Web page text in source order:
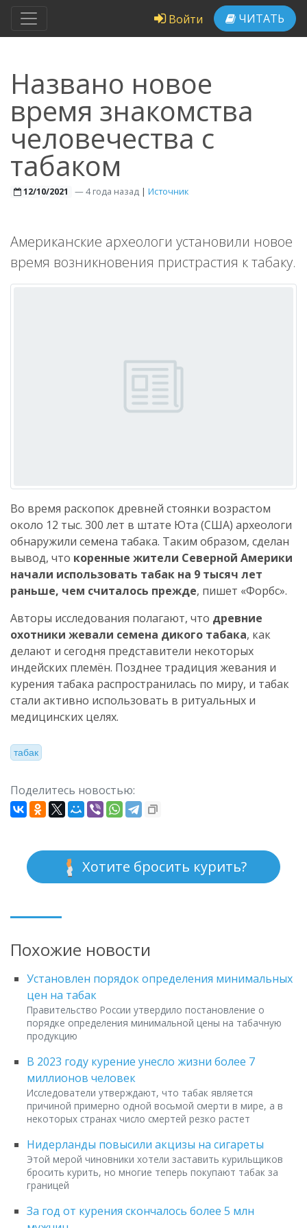
Войти ЧИТАТЬ
Названо новое
время знакомства
человечества с
табаком
12/10/2021 —4 года назад | Источник
Американские археологи установили новое
время возникновения пристрастия к табаку.
Во время раскопок древней стоянки возрастом
около 12 тыс. 300 лет в штате Юта (США) археологи
обнаружили семена табака. Таким образом, сделан
вывод, что коренные жители Северной Америки
начали использовать табак на 9 тысяч лет
раньше, чем считалось прежде, пишет «Форбс».
Авторы исследования полагают, что древние
охотники жевали семена дикого табака, как
делают и сегодня представители некоторых
индейских племён. Позднее традиция жевания и
курения табака распространилась по миру, и табак
стали активно использовать в ритуальных и
медицинских целях.
табак
Поделитесь новостью:
Хотите бросить курить?
Похожие новости
Установлен порядок определения минимальных
цен на табак
Правительство России утвердило постановление о
порядке определения минимальной цены на табачную
продукцию
В 2023 году курение унесло жизни более 7
миллионов человек
Исследователи утверждают, что табак является
причиной примерно одной восьмой смерти в мире, а в
некоторых странах число смертей резко растет
Нидерланды повысили акцизы на сигареты
Этой мерой чиновники хотели заставить курильщиков
бросить курить, но многие теперь покупают табак за
границей
За год от курения скончалось более 5 млн